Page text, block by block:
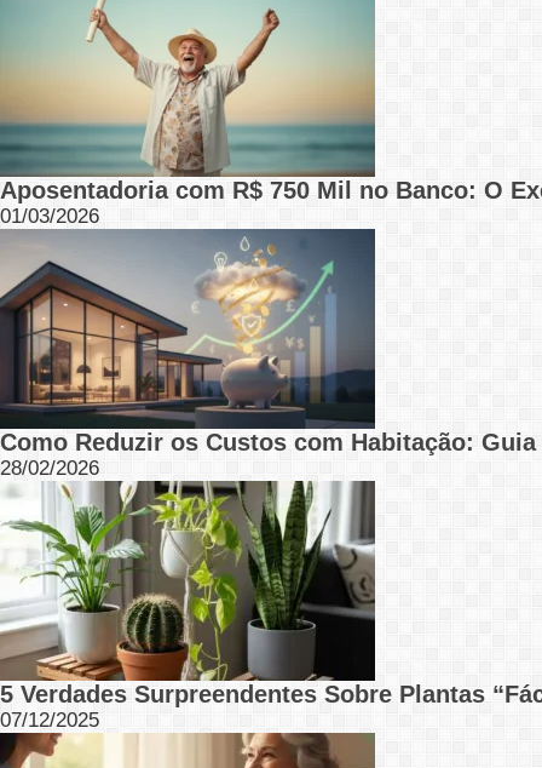
Aposentadoria com R$ 750 Mil no Banco: O
01/03/2026
Como Reduzir os Custos com Habitação:
28/02/2026
5 Verdades Surpreendentes Sobre Plantas
07/12/2025